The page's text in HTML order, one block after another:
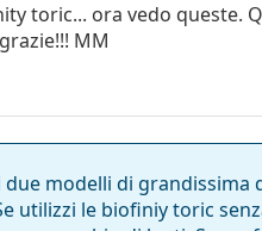
toric... ora vedo queste.
MM
modelli di grandissima
utilizzi le biofiniy toric